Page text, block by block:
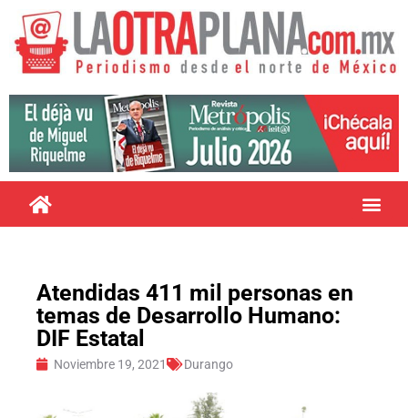
Atendidas 411 mil personas en
temas de Desarrollo Humano:
DIF Estatal
Noviembre 19, 2021 Durango